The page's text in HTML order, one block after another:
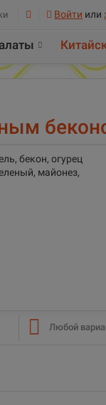
Войти или
бекон, огурец
майонез,
Любой